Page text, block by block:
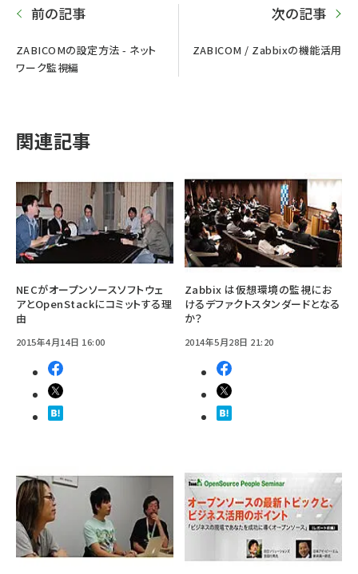
前の記事
ZABICOMの設定方法 - ネット
ワーク監視編
次の記事
ZABICOM / Zabbixの機能活用
関連記事
NECがオープンソースソフトウェ
アとOpenStackにコミットする理
由
2015年4月14日 16:00
Zabbix は仮想環境の監視にお
けるデファクトスタンダードとなる
か？
2014年5月28日 21:20